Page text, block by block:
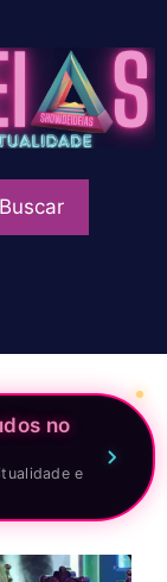
Buscar
no
e